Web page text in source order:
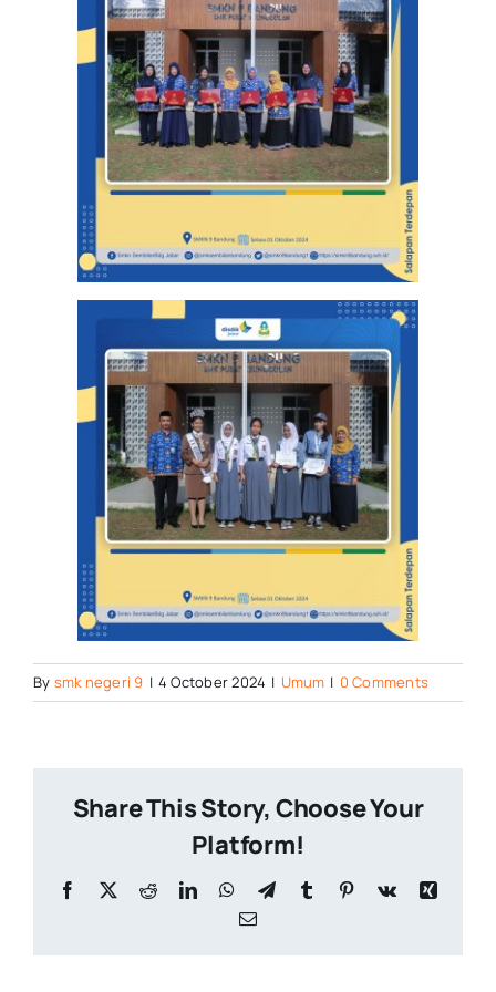
By smk negeri 9 | 4 October 2024 | Umum | 0 Comments
Share This Story, Choose Your
Platform!
Facebook
X RedditLinkedInWhatsApp
TelegramTumblr Pinterest
Vk
Xing
Email